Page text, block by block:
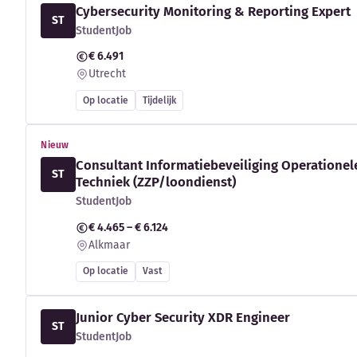
ST
Cybersecurity Monitoring & Reporting Expert
StudentJob
€ 6.491
Utrecht
Op locatie Tijdelijk
Nieuw
ST
Consultant Informatiebeveiliging
Techniek (ZZP/loondienst)
StudentJob
€ 4.465 – € 6.124
Alkmaar
Op locatie Vast
ST
Junior Cyber Security XDR Engineer
StudentJob